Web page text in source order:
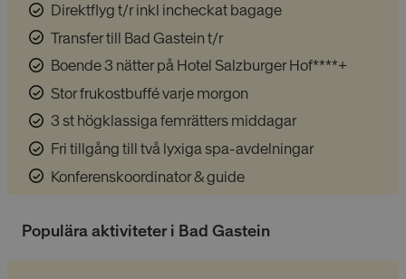
Direktflyg t/r inkl incheckat bagage
Transfer till Bad Gastein t/r
Boende 3 nätter på Hotel Salzburger Hof****+
Stor frukostbuffé varje morgon
3 st högklassiga femrätters middagar
Fri tillgång till två lyxiga spa-avdelningar
Konferenskoordinator & guide
Populära aktiviteter i Bad Gastein